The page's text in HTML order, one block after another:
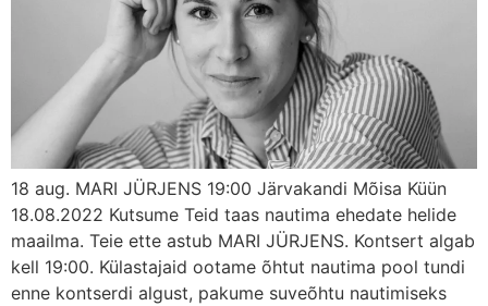
18 aug. MARI JÜRJENS 19:00 Järvakandi Mõisa Küün
18.08.2022 Kutsume Teid taas nautima ehedate helide
maailma. Teie ette astub MARI JÜRJENS. Kontsert algab
kell 19:00. Külastajaid ootame õhtut nautima pool tundi
enne kontserdi algust, pakume suveõhtu nautimiseks